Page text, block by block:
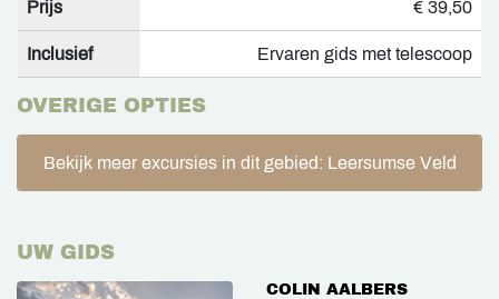
Prijs € 39,50
Inclusief Ervaren gids met telescoop
OVERIGE OPTIES
Bekijk meer excursies in dit gebied: Leersumse Veld
UW GIDS
COLIN AALBERS